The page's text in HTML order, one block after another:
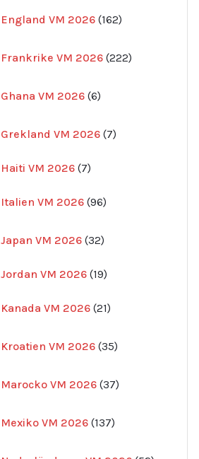
England VM 2026 162
produkter
Frankrike VM 2026 222
produkter
Ghana VM 2026 6
produkter
Grekland VM 2026 7
produkter
Haiti VM 2026 77
Italien VM 2026 96
produkter
Japan VM 2026 32
produkter
Jordan VM 2026 1919
Kanada VM 2026 21
produkter
Kroatien VM 2026 35
produkter
Marocko VM 2026 37
produkter
Mexiko VM 2026 137
produkter